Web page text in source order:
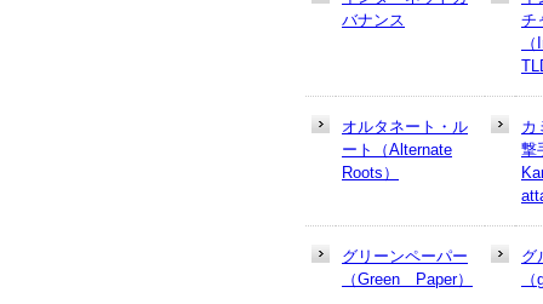
バナンス
チ
オルタネート・ル
ート（Alternate
Roots）
カ
撃
グリーンペーパー
（Green Paper）
グ